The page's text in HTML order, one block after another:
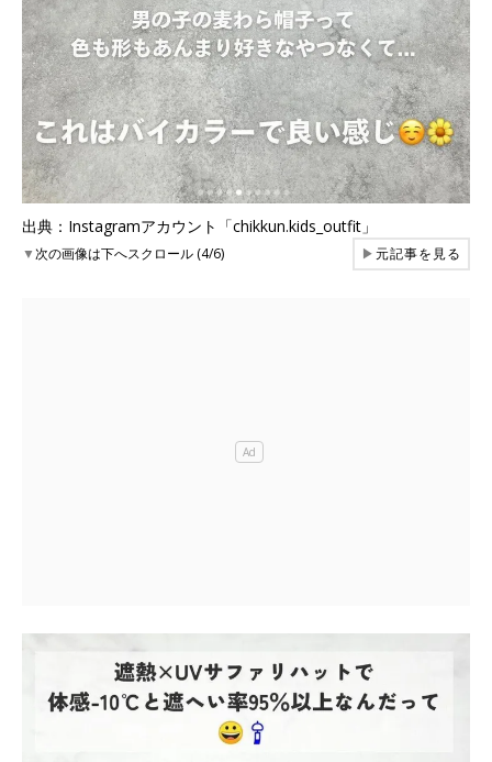
出典：Instagramアカウント「chikkun.kids_outfit」
▼次の画像は下へスクロール (4/6) ▶元記事を見る